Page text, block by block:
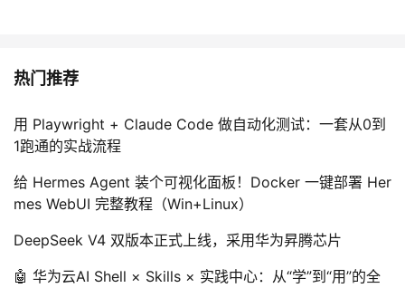
热门推荐
用 Playwright + Claude Code 做自动化测试：一套从0到
1跑通的实战流程
给 Hermes Agent 装个可视化面板！Docker 一键部署 Her
mes WebUI 完整教程（Win+Linux）
DeepSeek V4 双版本正式上线，采用华为昇腾芯片
🤖 华为云AI Shell × Skills × 实践中心：从“学”到“用”的全